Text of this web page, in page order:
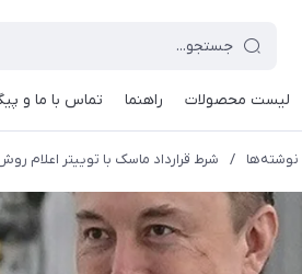
لیست محصولات راهنما تماس با ما و
نوشته‌ها / شرط قرارداد ماسک با توییتر اعلام